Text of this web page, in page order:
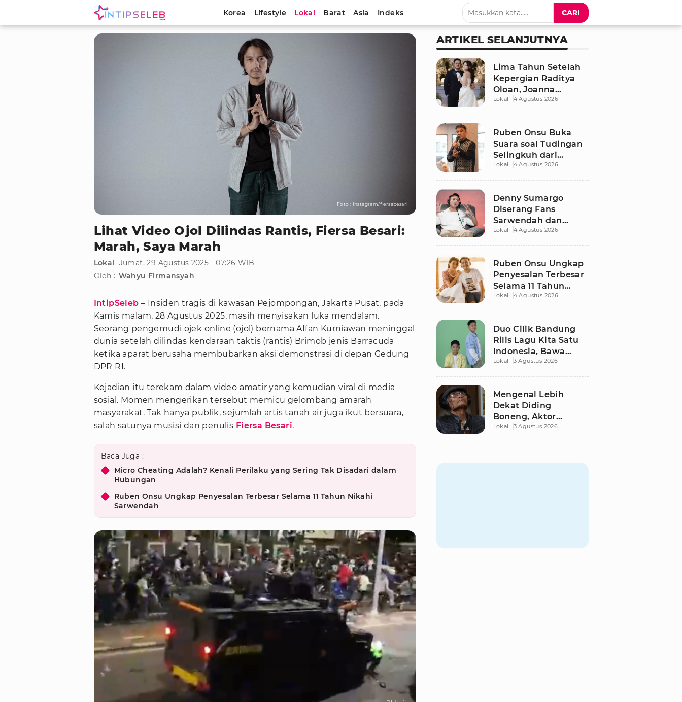
Korea Lifestyle Lokal Barat Asia Indeks CARI
Foto : Instagram/fiersabesari
Lihat Video Ojol Dilindas Rantis, Fiersa Besari:
Marah, Saya Marah
Lokal
Jumat, 29 Agustus 2025 - 07:26 WIB
Oleh : Wahyu Firmansyah
IntipSeleb – Insiden tragis di kawasan Pejompongan, Jakarta Pusat, pada
Kamis malam, 28 Agustus 2025, masih menyisakan luka mendalam.
Seorang pengemudi ojek online (ojol) bernama Affan Kurniawan meninggal
dunia setelah dilindas kendaraan taktis (rantis) Brimob jenis Barracuda
ketika aparat berusaha membubarkan aksi demonstrasi di depan Gedung
DPR RI.
Kejadian itu terekam dalam video amatir yang kemudian viral di media
sosial. Momen mengerikan tersebut memicu gelombang amarah
masyarakat. Tak hanya publik, sejumlah artis tanah air juga ikut bersuara,
salah satunya musisi dan penulis Fiersa Besari.
Baca Juga :
Micro Cheating Adalah? Kenali Perilaku yang Sering Tak Disadari dalam
Hubungan
Ruben Onsu Ungkap Penyesalan Terbesar Selama 11 Tahun Nikahi
Sarwendah
ARTIKEL SELANJUTNYA
Lima Tahun Setelah
Kepergian Raditya
Oloan, Joanna
Alexandra Kembali
Lokal 4 Agustus 2026
Ruben Onsu Buka
Suara soal Tudingan
Selingkuh dari
Sarwendah
Lokal 4 Agustus 2026
Denny Sumargo
Diserang Fans
Sarwendah dan
Ruben Onsu Usai
Lokal 4 Agustus 2026
Ruben Onsu Ungkap
Penyesalan Terbesar
Selama 11 Tahun
Nikahi Sarwendah
Lokal 4 Agustus 2026
Duo Cilik Bandung
Rilis Lagu Kita Satu
Indonesia, Bawa
Pesan Persatuan
Lokal 3 Agustus 2026
Mengenal Lebih
Dekat Diding
Boneng, Aktor
Legendaris yang
Lokal 3 Agustus 2026